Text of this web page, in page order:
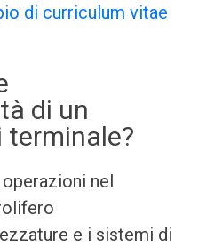
di curriculum vitae
di un
terminale?
nel
e i sistemi di